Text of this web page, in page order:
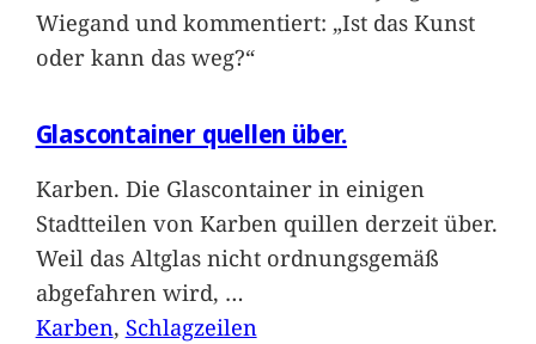
Wiegand und kommentiert: „Ist das Kunst
oder kann das weg?“
Glascontainer quellen über.
Karben. Die Glascontainer in einigen
Stadtteilen von Karben quillen derzeit über.
Weil das Altglas nicht ordnungsgemäß
abgefahren wird, …
Karben, Schlagzeilen